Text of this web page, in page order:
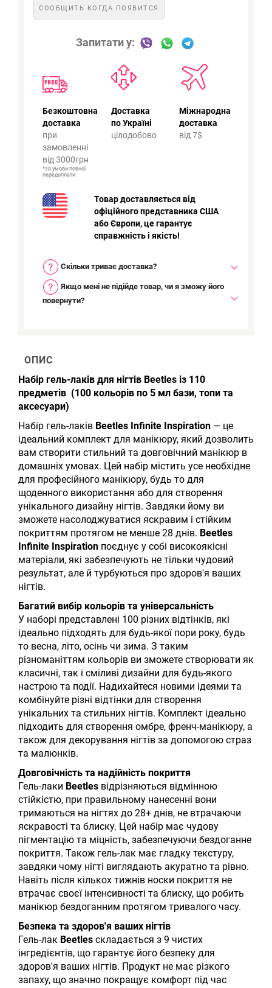
СООБЩИТЬ КОГДА ПОЯВИТСЯ
Запитати у:
Безкоштовна
доставка
при
замовленні
від 3000грн
*за умови повної
передоплати
Доставка
по Україні
цілодобово
Міжнародна
доставка
від 7$
Товар доставляється від
офіційного представника США
або Європи, це гарантує
справжність і якість!
Скільки триває доставка?
Якщо мені не підійде товар, чи я зможу його
повернути?
ОПИС
Набір гель-лаків для нігтів Beetles із 110
предметів (100 кольорів по 5 мл бази, топи та
аксесуари)
Набір гель-лаків Beetles Infinite Inspiration — це
ідеальний комплект для манікюру, який дозволить
вам створити стильний та довговічний манікюр в
домашніх умовах. Цей набір містить усе необхідне
для професійного манікюру, будь то для
щоденного використання або для створення
унікального дизайну нігтів. Завдяки йому ви
зможете насолоджуватися яскравим і стійким
покриттям протягом не менше 28 днів. Beetles
Infinite Inspiration поєднує у собі високоякісні
матеріали, які забезпечують не тільки чудовий
результат, але й турбуються про здоров'я ваших
нігтів.
Багатий вибір кольорів та універсальність
У наборі представлені 100 різних відтінків, які
ідеально підходять для будь-якої пори року, будь
то весна, літо, осінь чи зима. З таким
різноманіттям кольорів ви зможете створювати як
класичні, так і сміливі дизайни для будь-якого
настрою та події. Надихайтеся новими ідеями та
комбінуйте різні відтінки для створення
унікальних та стильних нігтів. Комплект ідеально
підходить для створення омбре, френч-манікюру, а
також для декорування нігтів за допомогою страз
та малюнків.
Довговічність та надійність покриття
Гель-лаки Beetles відрізняються відмінною
стійкістю, при правильному нанесенні вони
тримаються на нігтях до 28+ днів, не втрачаючи
яскравості та блиску. Цей набір має чудову
пігментацію та міцність, забезпечуючи бездоганне
покриття. Також гель-лак має гладку текстуру,
завдяки чому нігті виглядають акуратно та рівно.
Навіть після кількох тижнів носки покриття не
втрачає своєї інтенсивності та блиску, що робить
манікюр бездоганним протягом тривалого часу.
Безпека та здоров'я ваших нігтів
Гель-лак Beetles складається з 9 чистих
інгредієнтів, що гарантує його безпеку для
здоров'я ваших нігтів. Продукт не має різкого
запаху, що значно покращує комфорт під час